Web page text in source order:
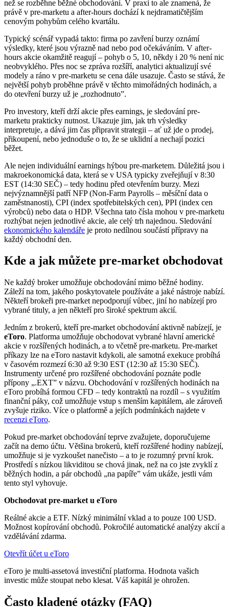
než se rozběhne běžné obchodování. V praxi to ale znamená, že
právě v pre-marketu a after-hours dochází k nejdramatičtějším
cenovým pohybům celého kvartálu.
Typický scénář vypadá takto: firma po zavření burzy oznámí
výsledky, které jsou výrazně nad nebo pod očekáváním. V after-
hours akcie okamžitě reagují – pohyb o 5, 10, někdy i 20 % není nic
neobvyklého. Přes noc se zpráva rozšíří, analytici aktualizují své
modely a ráno v pre-marketu se cena dále usazuje. Často se stává, že
největší pohyb proběhne právě v těchto mimořádných hodinách, a
do otevření burzy už je „rozhodnuto”.
Pro investory, kteří drží akcie přes earnings, je sledování pre-
marketu prakticky nutnost. Ukazuje jim, jak trh výsledky
interpretuje, a dává jim čas připravit strategii – ať už jde o prodej,
přikoupení, nebo jednoduše o to, že se uklidní a nechají pozici
běžet.
Ale nejen individuální earnings hýbou pre-marketem. Důležitá jsou i
makroekonomická data, která se v USA typicky zveřejňují v 8:30
EST (14:30 SEČ) – tedy hodinu před otevřením burzy. Mezi
nejvýznamnější patří NFP (Non-Farm Payrolls – měsíční data o
zaměstnanosti), CPI (index spotřebitelských cen), PPI (index cen
výrobců) nebo data o HDP. Všechna tato čísla mohou v pre-marketu
rozhýbat nejen jednotlivé akcie, ale celý trh najednou. Sledování
ekonomického kalendáře je proto nedílnou součástí přípravy na
každý obchodní den.
Kde a jak můžete pre-market obchodovat
Ne každý broker umožňuje obchodování mimo běžné hodiny.
Záleží na tom, jakého poskytovatele používáte a jaké nástroje nabízí.
Někteří brokeři pre-market nepodporují vůbec, jiní ho nabízejí pro
vybrané tituly, a jen někteří pro široké spektrum akcií.
Jedním z brokerů, kteří pre-market obchodování aktivně nabízejí, je
eToro. Platforma umožňuje obchodovat vybrané hlavní americké
akcie v rozšířených hodinách, a to včetně pre-marketu. Pre-market
příkazy lze na eToro nastavit kdykoli, ale samotná exekuce probíhá
v časovém rozmezí 6:30 až 9:30 EST (12:30 až 15:30 SEČ).
Instrumenty určené pro rozšířené obchodování poznáte podle
přípony „.EXT” v názvu. Obchodování v rozšířených hodinách na
eToro probíhá formou CFD – tedy kontraktů na rozdíl – s využitím
finanční páky, což umožňuje vstup s menším kapitálem, ale zároveň
zvyšuje riziko. Více o platformě a jejích podmínkách najdete v
recenzi eToro.
Pokud pre-market obchodování teprve zvažujete, doporučujeme
začít na demo účtu. Většina brokerů, kteří rozšířené hodiny nabízejí,
umožňuje si je vyzkoušet nanečisto – a to je rozumný první krok.
Prostředí s nízkou likviditou se chová jinak, než na co jste zvyklí z
běžných hodin, a pár obchodů „na papíře” vám ukáže, jestli vám
tento styl vyhovuje.
Obchodovat pre-market u eToro
Reálné akcie a ETF. Nízký minimální vklad a to pouze 100 USD.
Možnost kopírování obchodů. Pokročilé automatické analýzy akcií a
vzdělávání zdarma.
Otevřít účet u eToro
eToro je multi-assetová investiční platforma. Hodnota vašich
investic může stoupat nebo klesat. Váš kapitál je ohrožen.
Často kladené otázky (FAQ)